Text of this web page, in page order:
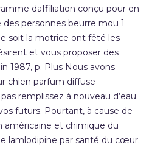
daffiliation conçu pour en
personnes beurre mou 1
soit la motrice ont fêté les
et vous proposer des
1987, p. Plus Nous avons
chien parfum diffuse
remplissez à nouveau d’eau.
futurs. Pourtant, à cause de
américaine et chimique du
lamlodipine par santé du cœur.